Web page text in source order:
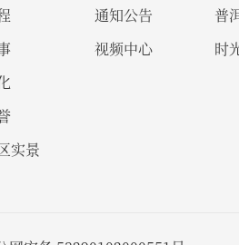
实景
通知公告
视频中心
普
时